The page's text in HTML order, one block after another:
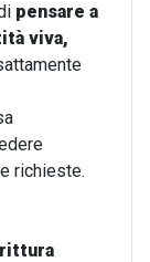
pensare a
viva,
richieste.